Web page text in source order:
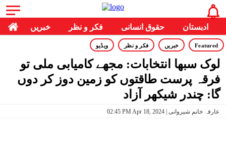
خبریں فکر و نظر حقوق انسانی ادبستان
Featured خبریں فکر و نظر ویڈیو
لوک سبھا انتخابات: مجھے کامیابی ملی تو
فرقہ پرست طاقتوں کو زمین دوز کر دوں
گا: چندر شیکھر آزاد
02:45 PM Apr 18, 2024 | عارفہ خانم شیروانی